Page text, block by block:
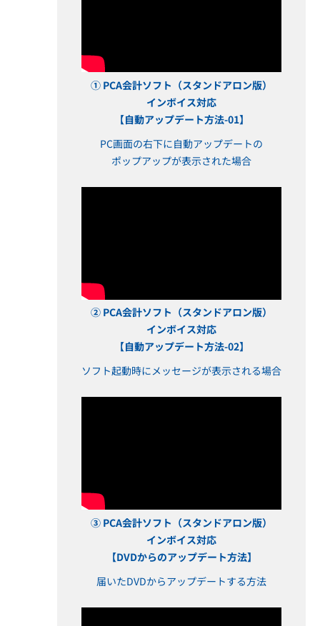
① PCA会計ソフト（スタンドアロン版）
インボイス対応
【自動アップデート方法-01】
PC画面の右下に自動アップデートの
ポップアップが表示された場合
② PCA会計ソフト（スタンドアロン版）
インボイス対応
【自動アップデート方法-02】
ソフト起動時にメッセージが表示される場合
③ PCA会計ソフト（スタンドアロン版）
インボイス対応
【DVDからのアップデート方法】
届いたDVDからアップデートする方法